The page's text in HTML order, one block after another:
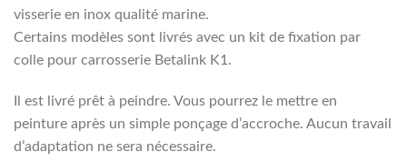
visserie en inox qualité marine.
Certains modèles sont livrés avec un kit de fixation par
colle pour carrosserie Betalink K1.
Il est livré prêt à peindre. Vous pourrez le mettre en
peinture après un simple ponçage d’accroche. Aucun travail
d’adaptation ne sera nécessaire.